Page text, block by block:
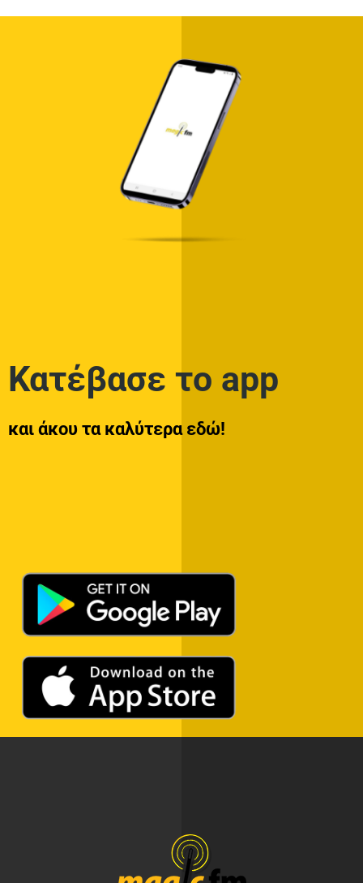
Κατέβασε το app
και άκου τα καλύτερα εδώ!